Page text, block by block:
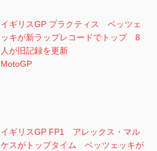
イギリスGP プラクティス ベッツェ
ッキが新ラップレコードでトップ 8
人が旧記録を更新
MotoGP
イギリスGP FP1 アレックス・マル
ケスがトップタイム ベッツェッキが